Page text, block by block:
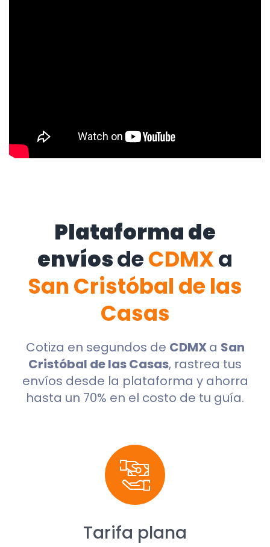
Plataforma de
envíosdeCDMXa
San Cristóbal de las
Casas
Cotiza en segundos de CDMXa San
Cristóbal de las Casas, rastrea tus
envíos desde la plataforma y ahorra
hasta un 70% en el costo de tu guía.
Tarifa plana